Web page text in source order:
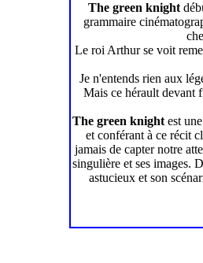
The green knight
grammaire
Le roi Arthur se voit
Je n'entends rien aux
Mais ce hérault devant
The green knight est
et conférant à ce récit
jamais de capter notre
singulière et ses images.
astucieux et son